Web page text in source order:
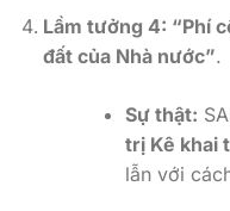
Lầm tưởng 4: “Phí
đất của Nhà nước”.
Sự thật:
trị Kê khai
lẫn với